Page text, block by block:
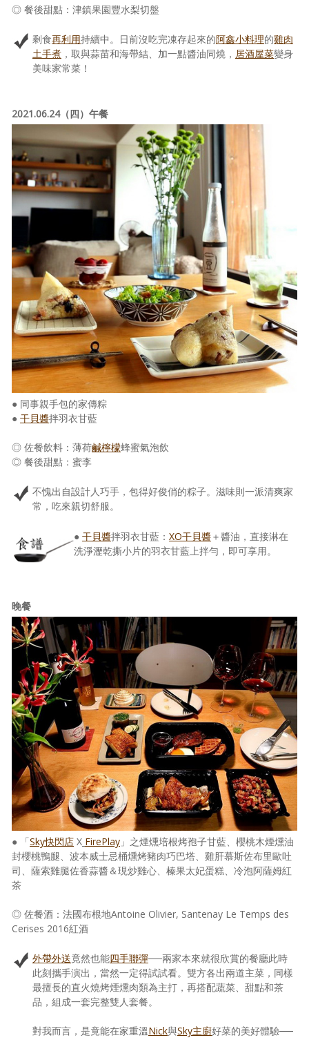
◎ 餐後甜點：津鎮果園豐水梨切盤
剩食再利用持續中。日前沒吃完凍存起來的阿鑫小料理的雞肉
土手煮 ，取與蒜苗和海帶結、加一點醬油同燒， 居酒屋菜變身
美味家常菜！
2021.06.24（四）午餐
● 同事親手包的家傳粽
● 干貝醬拌羽衣甘藍
◎ 佐餐飲料：薄荷鹹檸檬蜂蜜氣泡飲
◎ 餐後甜點：蜜李
不愧出自設計人巧手，包得好俊俏的粽子。滋味則一派清爽家
常，吃來親切舒服。
● 干貝醬拌羽衣甘藍： XO干貝醬＋醬油，直接淋在
洗淨瀝乾撕小片的羽衣甘藍上拌勻，即可享用。
晚餐
● 「Sky快閃店 X FirePlay 」之煙燻培根烤孢子甘藍、櫻桃木煙燻油
封櫻桃鴨腿、波本威士忌桶燻烤豬肉巧巴塔、雞肝慕斯佐布里歐吐
司、薩索雞腿佐香蒜醬＆現炒雞心、榛果太妃蛋糕、冷泡阿薩姆紅
茶
◎ 佐餐酒：法國布根地Antoine Olivier, Santenay Le Temps des
Cerises 2016紅酒
外帶外送竟然也能四手聯彈──兩家本來就很欣賞的餐廳此時
此刻攜手演出，當然一定得試試看。雙方各出兩道主菜，同樣
最擅長的直火燒烤煙燻肉類為主打，再搭配蔬菜、甜點和茶
品，組成一套完整雙人套餐。
對我而言，是竟能在家重溫Nick與Sky主廚好菜的美好體驗──